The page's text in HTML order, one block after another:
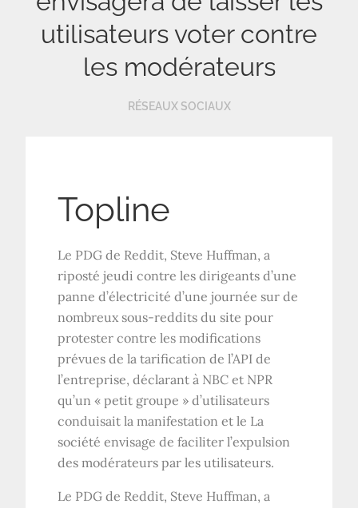
utilisateurs voter contre
les modérateurs
RÉSEAUX SOCIAUX
Topline
Le PDG de Reddit, Steve Huffman, a
riposté jeudi contre les dirigeants d’une
panne d’électricité d’une journée sur de
nombreux sous-reddits du site pour
protester contre les modifications
prévues de la tarification de l’API de
l’entreprise, déclarant à NBC et NPR
qu’un « petit groupe » d’utilisateurs
conduisait la manifestation et le La
société envisage de faciliter l’expulsion
des modérateurs par les utilisateurs.
Le PDG de Reddit, Steve Huffman, a